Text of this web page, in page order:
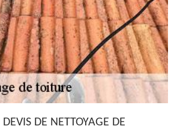
DE NETTOYAGE DE